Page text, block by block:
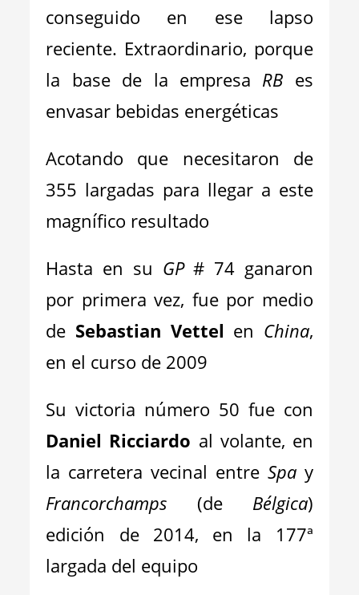
conseguido en ese lapso
reciente. Extraordinario, porque
la base de la empresa RB es
envasar bebidas energéticas
Acotando que necesitaron de
355 largadas para llegar a este
magnífico resultado
Hasta en su GP# 74 ganaron
por primera vez, fue por medio
de Sebastian Vettel en China,
en el curso de 2009
Su victoria número 50 fue con
Daniel Ricciardo al volante, en
la carretera vecinal entre Spay
Francorchamps (de Bélgica)
edición de 2014, en la 177ª
largada del equipo